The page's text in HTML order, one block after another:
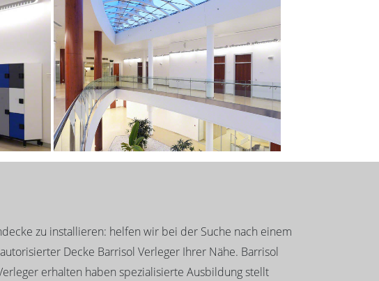
zu installieren: helfen wir bei der Suche nach einem
Decke Barrisol Verleger Ihrer Nähe. Barrisol
erhalten haben spezialisierte Ausbildung stellt